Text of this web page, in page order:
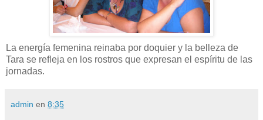
La energía femenina reinaba por doquier y la belleza de
Tara se refleja en los rostros que expresan el espíritu de las
jornadas.
admin en 8:35